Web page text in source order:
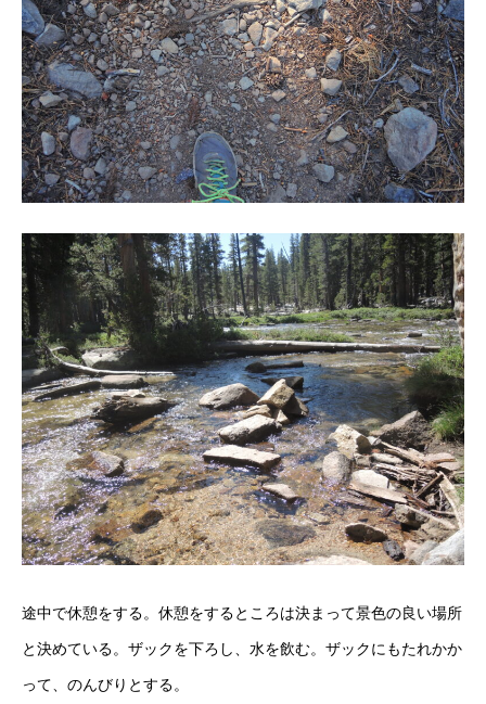
途中で休憩をする。休憩をするところは決まって景色の良い場所
と決めている。ザックを下ろし、水を飲む。ザックにもたれかか
って、のんびりとする。